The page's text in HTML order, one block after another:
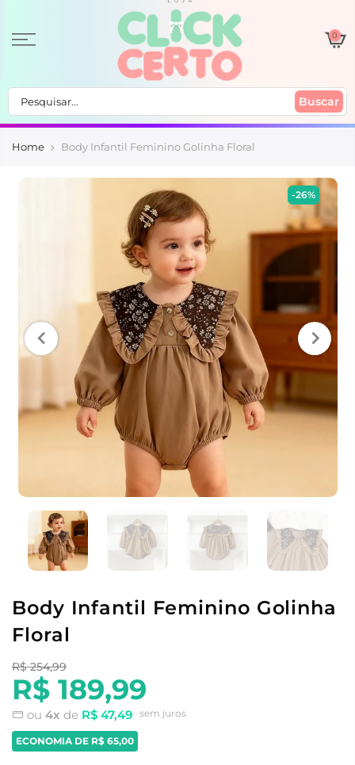
0
Buscar
Home Body Infantil Feminino Golinha Floral
-26%
Body Infantil Feminino Golinha
Floral
R$ 254,99
R$ 189,99
ou 4x de R$ 47,49 sem juros
ECONOMIA DE R$ 65,00